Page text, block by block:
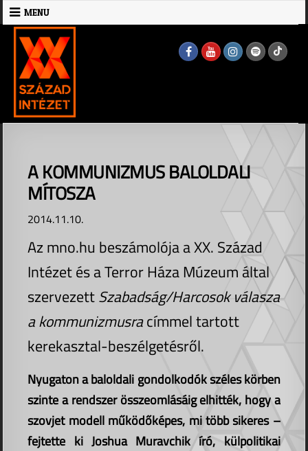
Skip
to
content
MENU
A KOMMUNIZMUS BALOLDALI
MÍTOSZA
2014.11.10.
Az mno.hu beszámolója a XX. Század
Intézet és a Terror Háza Múzeum által
szervezettSzabadság/Harcosok válasza
a kommunizmusracímmel tartott
kerekasztal-beszélgetésről.
Nyugaton a baloldali gondolkodók széles körben
szinte a rendszer összeomlásáig elhitték, hogy a
szovjet modell működőképes, mi több sikeres –
fejtette ki Joshua Muravchik író, külpolitikai